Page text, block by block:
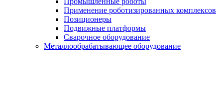
Применение роботизированных комплексов
Позиционеры
Подвижные платформы
Сварочное оборудование
Металлообрабатывающее оборудование